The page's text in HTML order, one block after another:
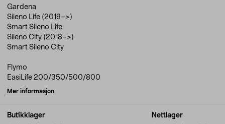
Butikklager Nettlager
Gardena
Sileno Life (2019–>)
Smart Sileno Life
Sileno City (2018–>)
Smart Sileno City
Flymo
EasiLife 200/350/500/800
Mer informasjon